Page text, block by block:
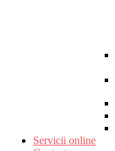
Servicii online